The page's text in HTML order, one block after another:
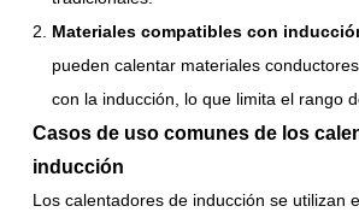
Materiales compatibles con
pueden calentar materiales
con la inducción, lo que limita el rango
Casos de uso comunes de los
inducción
Los calentadores de inducción se utilizan